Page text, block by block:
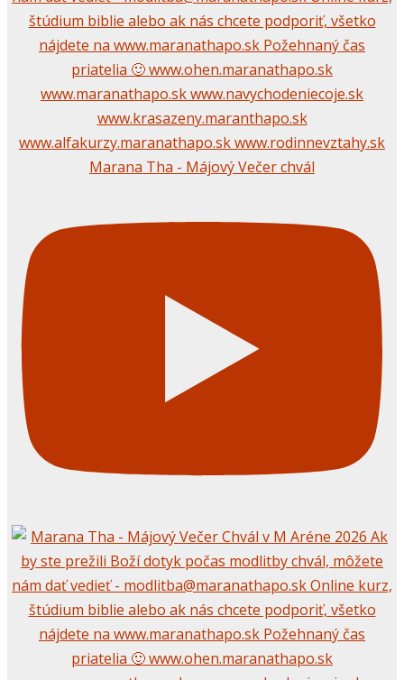
Marana Tha - Májový Večer chvál